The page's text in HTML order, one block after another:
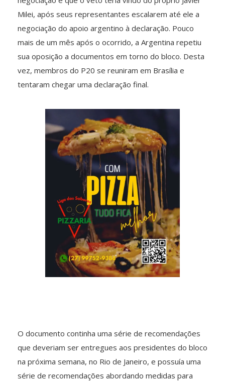
Milei, após seus representantes escalarem até ele a
negociação do apoio argentino à declaração. Pouco
mais de um mês após o ocorrido, a Argentina repetiu
sua oposição a documentos em torno do bloco. Desta
vez, membros do P20 se reuniram em Brasília e
tentaram chegar uma declaração final.
O documento continha uma série de recomendações
que deveriam ser entregues aos presidentes do bloco
na próxima semana, no Rio de Janeiro, e possuía uma
série de recomendações abordando medidas para